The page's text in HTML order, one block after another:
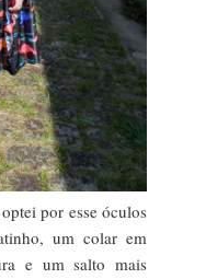
por esse óculos
um colar em
e um salto mais